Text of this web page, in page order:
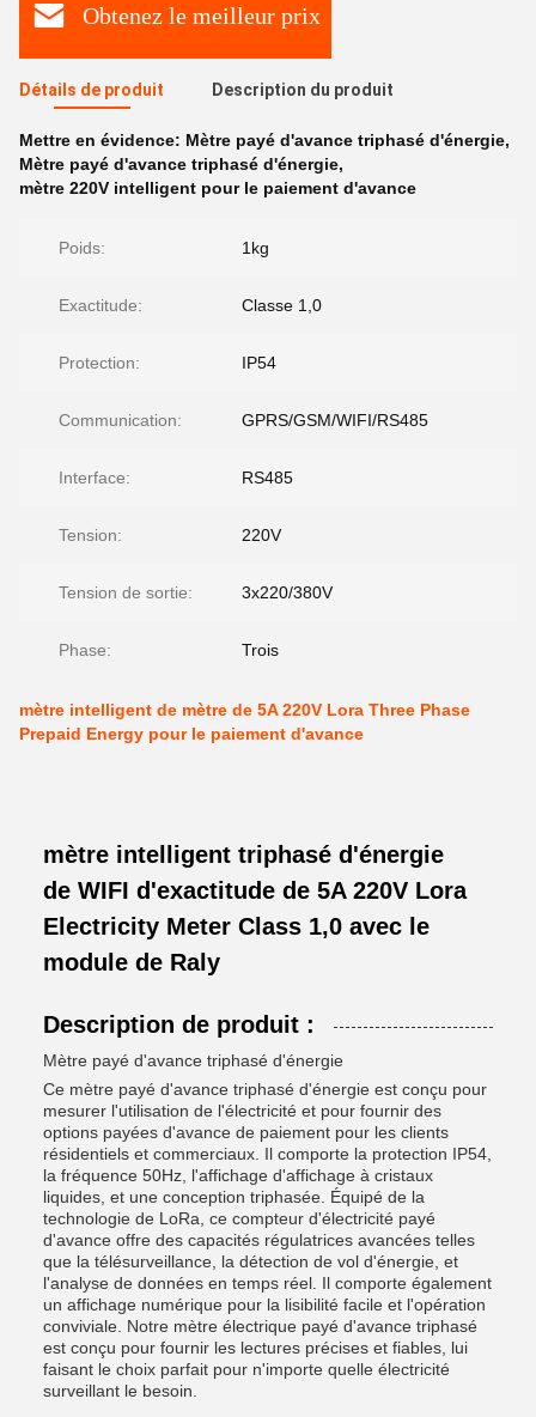
Obtenez le meilleur prix
Détails de produit Description du produit
Mettre en évidence: Mètre payé d'avance triphasé d'énergie,
Mètre payé d'avance triphasé d'énergie,
mètre 220V intelligent pour le paiement d'avance
Poids: 1kg
Exactitude: Classe 1,0
Protection: IP54
Communication: GPRS/GSM/WIFI/RS485
Interface: RS485
Tension: 220V
Tension de sortie: 3x220/380V
Phase: Trois
mètre intelligent de mètre de 5A 220V Lora Three Phase
Prepaid Energy pour le paiement d'avance
mètre intelligent triphasé d'énergie
de WIFI d'exactitude de 5A 220V Lora
Electricity Meter Class 1,0 avec le
module de Raly
Description de produit :
Mètre payé d'avance triphasé d'énergie
Ce mètre payé d'avance triphasé d'énergie est conçu pour
mesurer l'utilisation de l'électricité et pour fournir des
options payées d'avance de paiement pour les clients
résidentiels et commerciaux. Il comporte la protection IP54,
la fréquence 50Hz, l'affichage d'affichage à cristaux
liquides, et une conception triphasée. Équipé de la
technologie de LoRa, ce compteur d'électricité payé
d'avance offre des capacités régulatrices avancées telles
que la télésurveillance, la détection de vol d'énergie, et
l'analyse de données en temps réel. Il comporte également
un affichage numérique pour la lisibilité facile et l'opération
conviviale. Notre mètre électrique payé d'avance triphasé
est conçu pour fournir les lectures précises et fiables, lui
faisant le choix parfait pour n'importe quelle électricité
surveillant le besoin.